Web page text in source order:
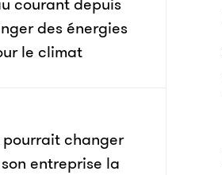
des énergies
le climat
changer
entreprise la